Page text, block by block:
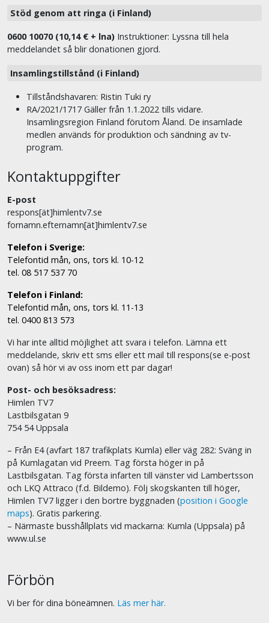
Stöd genom att ringa (i Finland)
0600 10070 (10,14 € + lna) Instruktioner: Lyssna till hela
meddelandet så blir donationen gjord.
Insamlingstillstånd (i Finland)
Tillståndshavaren: Ristin Tuki ry
RA/2021/1717 Gäller från 1.1.2022 tills vidare.
Insamlingsregion Finland förutom Åland. De insamlade
medlen används för produktion och sändning av tv-
program.
Kontaktuppgifter
E-post
respons[ät]himlentv7.se
fornamn.efternamn[ät]himlentv7.se
Telefon i Sverige:
Telefontid mån, ons, tors kl. 10-12
tel. 08 517 537 70
Telefon i Finland:
Telefontid mån, ons, tors kl. 11-13
tel. 0400 813 573
Vi har inte alltid möjlighet att svara i telefon. Lämna ett
meddelande, skriv ett sms eller ett mail till respons(se e-post
ovan) så hör vi av oss inom ett par dagar!
Post- och besöksadress:
Himlen TV7
Lastbilsgatan 9
754 54 Uppsala
– Från E4 (avfart 187 trafikplats Kumla) eller väg 282: Sväng in
på Kumlagatan vid Preem. Tag första höger in på
Lastbilsgatan. Tag första infarten till vänster vid Lambertsson
och LKQ Attraco (f.d. Bildemo). Följ skogskanten till höger,
Himlen TV7 ligger i den bortre byggnaden (position i Google
maps). Gratis parkering.
– Närmaste busshållplats vid mackarna: Kumla (Uppsala) på
www.ul.se
Förbön
Vi ber för dina böneämnen. Läs mer här.